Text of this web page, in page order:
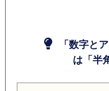
「数字とア
は「半角